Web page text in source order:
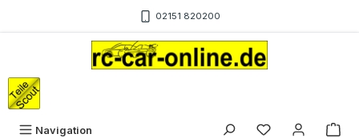
02151 820200
Navigation